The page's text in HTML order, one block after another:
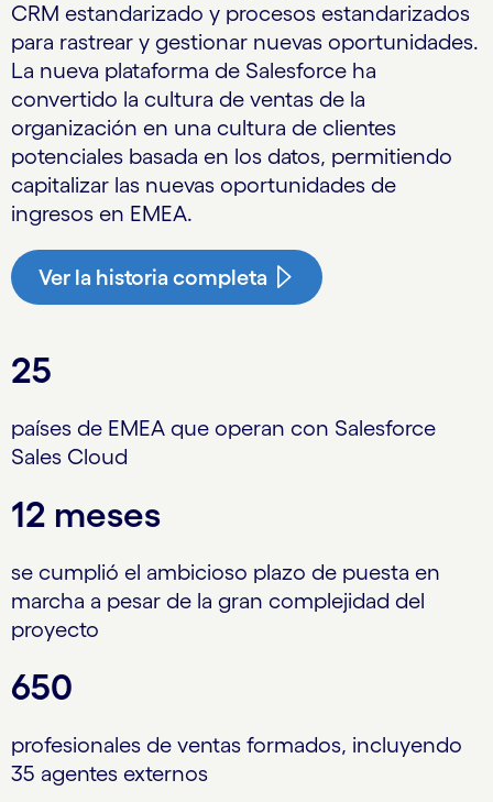
CRM estandarizado y procesos estandarizados
para rastrear y gestionar nuevas oportunidades.
La nueva plataforma de Salesforce ha
convertido la cultura de ventas de la
organización en una cultura de clientes
potenciales basada en los datos, permitiendo
capitalizar las nuevas oportunidades de
ingresos en EMEA.
Ver la historia completa
25
países de EMEA que operan con Salesforce
Sales Cloud
12 meses
se cumplió el ambicioso plazo de puesta en
marcha a pesar de la gran complejidad del
proyecto
650
profesionales de ventas formados, incluyendo
35 agentes externos